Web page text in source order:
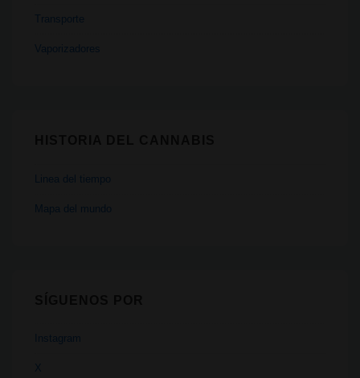
Transporte
Vaporizadores
Linea del tiempo
Mapa del mundo
Instagram
X